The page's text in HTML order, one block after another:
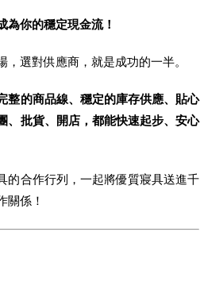
為你的穩定現金流！
選對供應商，就是成功的一半。
整的商品線、穩定的庫存供應、貼心
、批貨、開店，都能快速起步、安心
的合作行列，一起將優質寢具送進千
關係！